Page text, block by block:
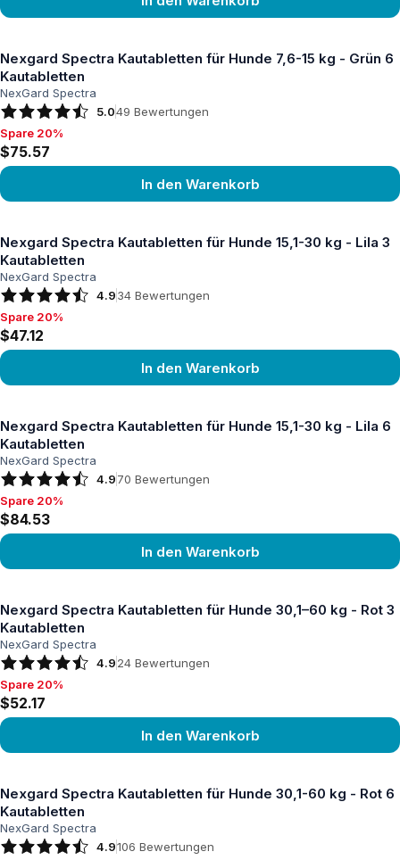
Nexgard Spectra Kautabletten für Hunde 7,6-15 kg - Grün 6
Kautabletten
NexGard Spectra
5.049 Bewertungen
Spare 20%, $75.57
Spare 20%
$75.57
In den Warenkorb
Nexgard Spectra Kautabletten für Hunde 15,1-30 kg - Lila 3
Kautabletten
NexGard Spectra
4.934 Bewertungen
Spare 20%, $47.12
Spare 20%
$47.12
In den Warenkorb
Nexgard Spectra Kautabletten für Hunde 15,1-30 kg - Lila 6
Kautabletten
NexGard Spectra
4.970 Bewertungen
Spare 20%, $84.53
Spare 20%
$84.53
In den Warenkorb
Nexgard Spectra Kautabletten für Hunde 30,1–60 kg - Rot 3
Kautabletten
NexGard Spectra
4.924 Bewertungen
Spare 20%, $52.17
Spare 20%
$52.17
In den Warenkorb
Nexgard Spectra Kautabletten für Hunde 30,1-60 kg - Rot 6
Kautabletten
NexGard Spectra
4.9106 Bewertungen